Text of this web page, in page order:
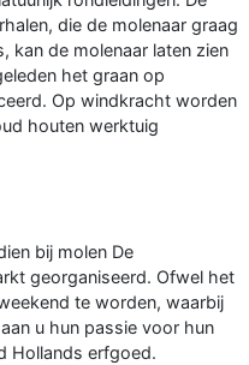
die de molenaar graag
kan de molenaar laten zien
het graan op
Op windkracht worden
houten werktuig
bij molen De
georganiseerd. Ofwel het
te worden, waarbij
u hun passie voor hun
Hollands erfgoed.